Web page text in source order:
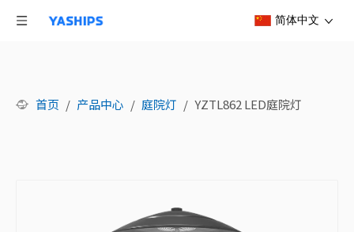
简体中文
首页 / 产品中心 / 庭院灯 / YZTL862 LED庭院灯